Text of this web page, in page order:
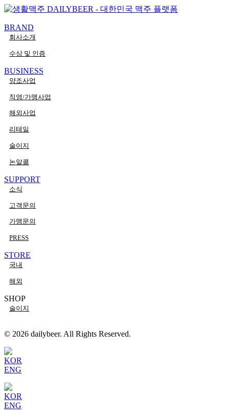
콘텐츠로
PaperLogy
BRAND
회사소개
수상 및 인증
BUSINESS
양조사업
직영/가맹사업
해외사업
리테일
술이지
논알콜
SUPPORT
소식
고객문의
가맹문의
PRESS
STORE
국내
해외
SHOP
술이지
© 2026 dailybeer. All Rights Reserved.
KOR
ENG
KOR
ENG